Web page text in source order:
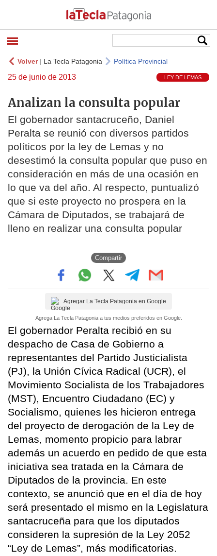
Volver| La Tecla Patagonia Política Provincial
25 de junio de 2013 LEY DE LEMAS
Analizan la consulta popular
El gobernador santacruceño, Daniel
Peralta se reunió con diversos partidos
políticos por la ley de Lemas y no
desestimó la consulta popular que puso en
consideración en más de una ocasión en
lo que va del año. Al respecto, puntualizó
que si este proyecto no prospera en la
Cámara de Diputados, se trabajará de
lleno en realizar una consulta popular
Compartir
Agregar La Tecla Patagonia en Google
Agrega La Tecla Patagonia a tus medios preferidos en Google.
El gobernador Peralta recibió en su
despacho de Casa de Gobierno a
representantes del Partido Justicialista
(PJ), la Unión Cívica Radical (UCR), el
Movimiento Socialista de los Trabajadores
(MST), Encuentro Ciudadano (EC) y
Socialismo, quienes les hicieron entrega
del proyecto de derogación de la Ley de
Lemas, momento propicio para labrar
además un acuerdo en pedido de que esta
iniciativa sea tratada en la Cámara de
Diputados de la provincia. En este
contexto, se anunció que en el día de hoy
será presentado el mismo en la Legislatura
santacruceña para que los diputados
consideren la supresión de la Ley 2052
“Ley de Lemas”, más modificatorias.